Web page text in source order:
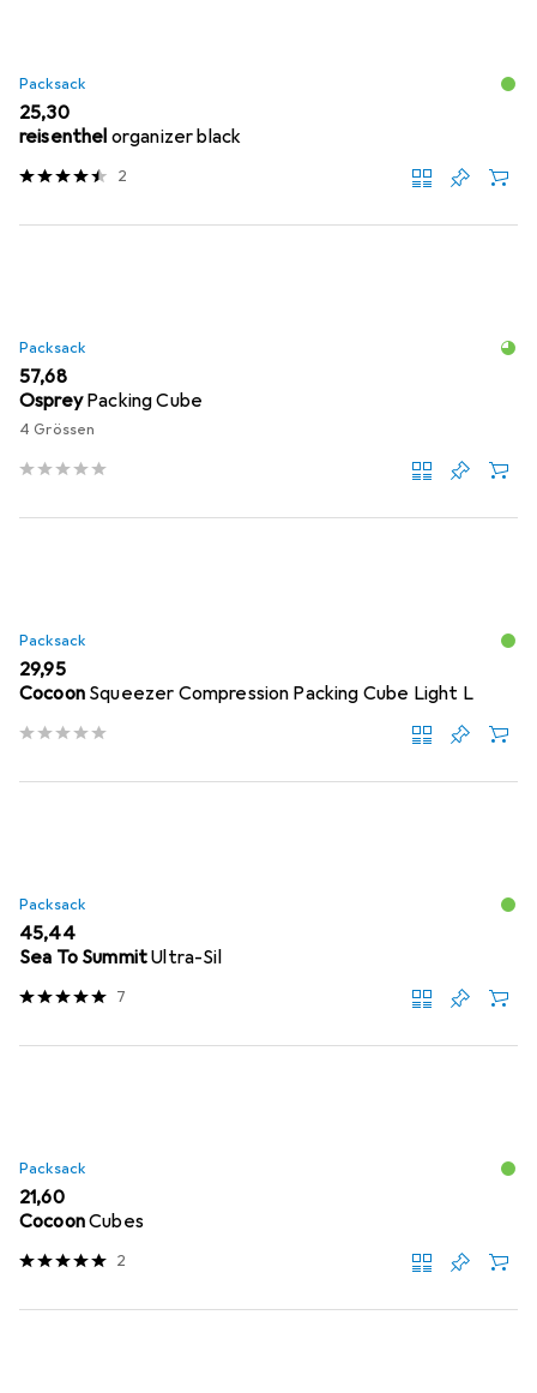
Packsack
EUR
25,30
reisenthel organizer black
2
Packsack
EUR
57,68
Osprey Packing Cube
4 Grössen
Packsack
EUR
29,95
Cocoon Squeezer Compression Packing Cube Light L
Packsack
EUR
45,44
Sea To SummitUltra-Sil
7
Packsack
EUR
21,60
CocoonCubes
2